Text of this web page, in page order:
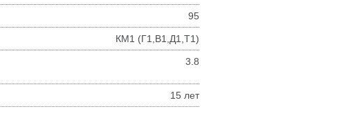
95
КМ1 (Г1,В1,Д1,Т1)
3.8
15 лет